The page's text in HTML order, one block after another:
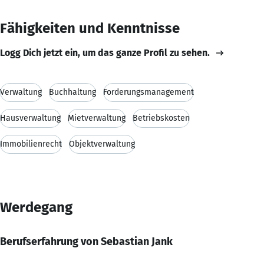
Fähigkeiten und Kenntnisse
Logg Dich jetzt ein, um das ganze Profil zu sehen.
Verwaltung Buchhaltung Forderungsmanagement
Hausverwaltung Mietverwaltung Betriebskosten
Immobilienrecht Objektverwaltung
Werdegang
Berufserfahrung von Sebastian Jank